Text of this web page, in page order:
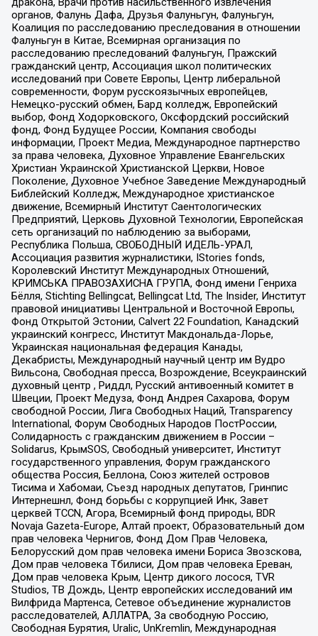
органов, Фалунь Дафа, Друзья Фалуньгун, Фалуньгун,
Коалиция по расследованию преследования в отношении
Фалуньгун в Китае, Всемирная организация по
расследованию преследований Фалуньгун, Пражский
гражданский центр, Ассоциация школ политических
исследований при Совете Европы, Центр либеральной
современности, Форум русскоязычных европейцев,
Немецко-русский обмен, Бард колледж, Европейский
выбор, Фонд Ходорковского, Оксфордский российский
фонд, Фонд Будущее России, Компания свободы
информации, Проект Медиа, Международное партнерство
за права человека, Духовное Управление Евангельских
Христиан Украинской Христианской Церкви, Новое
Поколение, Духовное Учебное Заведение Международный
Библейский Колледж, Международное христианское
движение, Всемирный Институт Саентологических
Предприятий, Церковь Духовной Технологии, Европейская
сеть организаций по наблюдению за выборами,
Республика Польша, СВОБОДНЫЙ ИДЕЛЬ-УРАЛ,
Ассоциация развития журналистики, IStories fonds,
Королевский Институт Международных Отношений,
КРИМСЬКА ПРАВОЗАХИСНА ГРУПА, Фонд имени Генриха
Бёлля, Stichting Bellingcat, Bellingcat Ltd, The Insider, Институт
правовой инициативы Центральной и Восточной Европы,
Фонд Открытой Эстонии, Calvert 22 Foundation, Канадский
украинский конгресс, Институт Макдональда-Лорье,
Украинская национальная федерация Канады,
Декабристы, Международный научный центр им Вудро
Вильсона, Свободная пресса, Возрождение, Всеукраинский
духовный центр , Риддл, Русский антивоенный комитет в
Швеции, Проект Медуза, Фонд Андрея Сахарова, Форум
свободной России, Лига Свободных Наций, Transparеncy
International, Форум Свободных Народов ПостРоссии,
Солидарность с гражданским движением в России –
Solidarus, КрымSOS, Свободный университет, Институт
государственного управления, Форум гражданского
общества Россия, Беллона, Союз жителей островов
Тисима и Хабомаи, Съезд народных депутатов, Гринпис
Интернешнл, Фонд борьбы с коррупцией Инк, Завет
церквей TCCN, Агора, Всемирный фонд природы, BDR
Novaja Gazeta-Europe, Алтай проект, Образовательный дом
прав человека Чернигов, Фонд Дом Прав Человека,
Белорусский дом прав человека имени Бориса Звозскова,
Дом прав человека Тбилиси, Дом прав человека Ереван,
Дом прав человека Крым, Центр дикого лосося, TVR
Studios, ТВ Дождь, Центр европейских исследований им
Вилфрида Мартенса, Сетевое объединение журналистов
расследователей, АЛЛАТРА, За свободную Россию,
Свободная Бурятия, Uralic, UnKremlin, Международная